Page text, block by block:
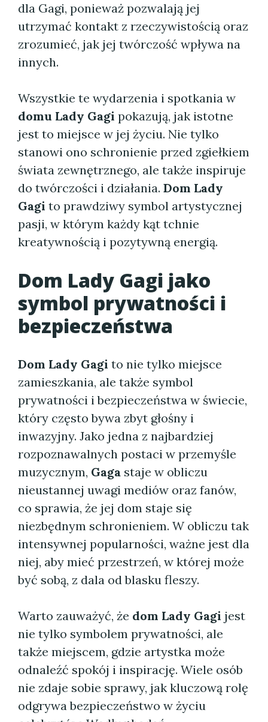
dla Gagi, ponieważ pozwalają jej
utrzymać kontakt z rzeczywistością oraz
zrozumieć, jak jej twórczość wpływa na
innych.
Wszystkie te wydarzenia i spotkania w
domu Lady Gagi pokazują, jak istotne
jest to miejsce w jej życiu. Nie tylko
stanowi ono schronienie przed zgiełkiem
świata zewnętrznego, ale także inspiruje
do twórczości i działania. Dom Lady
Gagi to prawdziwy symbol artystycznej
pasji, w którym każdy kąt tchnie
kreatywnością i pozytywną energią.
Dom Lady Gagi jako
symbol prywatności i
bezpieczeństwa
Dom Lady Gagi to nie tylko miejsce
zamieszkania, ale także symbol
prywatności i bezpieczeństwa w świecie,
który często bywa zbyt głośny i
inwazyjny. Jako jedna z najbardziej
rozpoznawalnych postaci w przemyśle
muzycznym, Gaga staje w obliczu
nieustannej uwagi mediów oraz fanów,
co sprawia, że jej dom staje się
niezbędnym schronieniem. W obliczu tak
intensywnej popularności, ważne jest dla
niej, aby mieć przestrzeń, w której może
być sobą, z dala od blasku fleszy.
Warto zauważyć, że dom Lady Gagi jest
nie tylko symbolem prywatności, ale
także miejscem, gdzie artystka może
odnaleźć spokój i inspirację. Wiele osób
nie zdaje sobie sprawy, jak kluczową rolę
odgrywa bezpieczeństwo w życiu